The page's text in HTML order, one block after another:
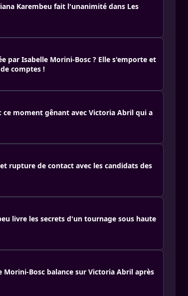
Karembeu fait l'unanimité dans Les
par Isabelle Morini-Bosc ? Elle s'emporte et
comptes !
ce moment gênant avec Victoria Abril qui a
rupture de contact avec les candidats des
livre les secrets d'un tournage sous haute
Morini-Bosc balance sur Victoria Abril après